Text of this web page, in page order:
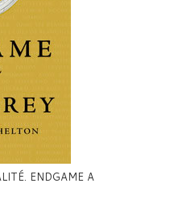
ENDGAME A